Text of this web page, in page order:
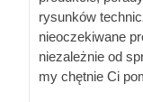
rysunków
nieoczekiwane
niezależnie od
my chętnie Ci